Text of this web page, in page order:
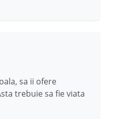
sa ii ofere
trebuie sa fie viata